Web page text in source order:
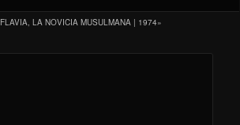
FLAVIA, LA NOVICIA MUSULMANA | 1974»